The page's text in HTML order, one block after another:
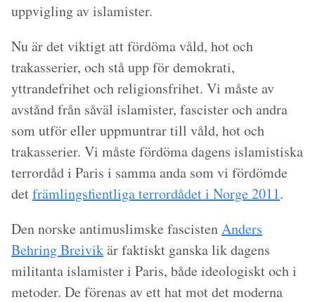
uppvigling av islamister.
Nu är det viktigt att fördöma våld, hot och
trakasserier, och stå upp för demokrati,
yttrandefrihet och religionsfrihet. Vi måste av
avstånd från såväl islamister, fascister och andra
som utför eller uppmuntrar till våld, hot och
trakasserier. Vi måste fördöma dagens islamistiska
terrordåd i Paris i samma anda som vi fördömde
detfrämlingsfientliga terrordådet i Norge 2011.
Den norske antimuslimske fascistenAnders
Behring Breivikär faktiskt ganska lik dagens
militanta islamister i Paris, både ideologiskt och i
metoder. De förenas av ett hat mot det moderna